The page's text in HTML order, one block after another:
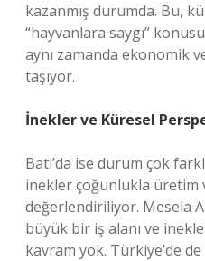
kazanmış durumda. Bu,
“hayvanlara saygı”
aynı zamanda ekonomik
taşıyor.
İnekler ve Küresel
Batı’da ise durum çok
inekler çoğunlukla üretim
değerlendiriliyor. Mesela
büyük bir iş alanı ve
kavram yok. Türkiye’de